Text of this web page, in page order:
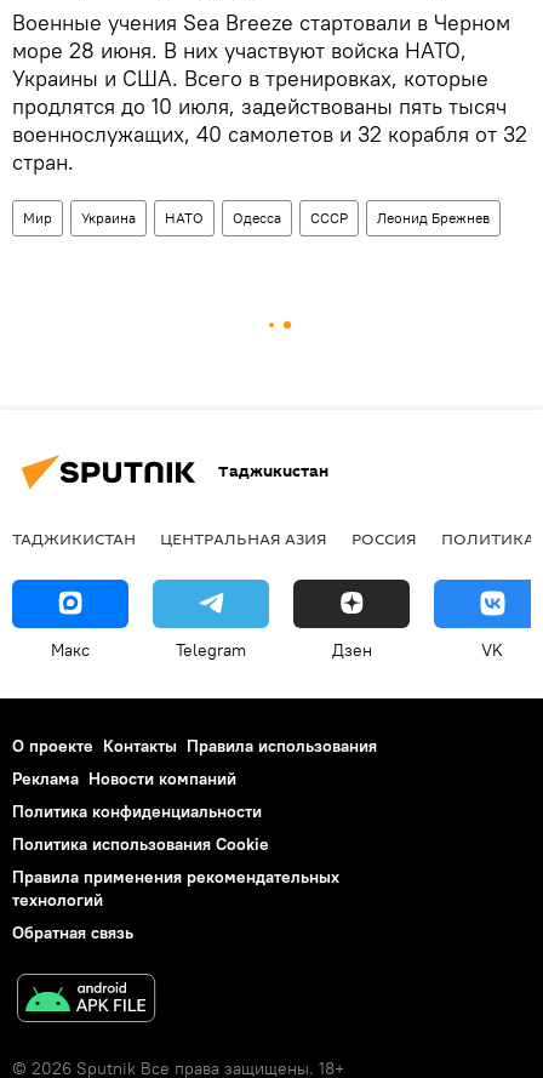
Военные учения Sea Breeze стартовали в Черном
море 28 июня. В них участвуют войска НАТО,
Украины и США. Всего в тренировках, которые
продлятся до 10 июля, задействованы пять тысяч
военнослужащих, 40 самолетов и 32 корабля от 32
стран.
Мир Украина НАТО Одесса СССР Леонид Брежнев
Таджикистан
ТАДЖИКИСТАН ЦЕНТРАЛЬНАЯ АЗИЯ РОССИЯ ПОЛИТИКА
Макс Telegram Дзен VK
О проекте Контакты Правила использования
Реклама Новости компаний
Политика конфиденциальности
Политика использования Cookie
Правила применения рекомендательных
технологий
Обратная связь
© 2026 Sputnik Все права защищены. 18+